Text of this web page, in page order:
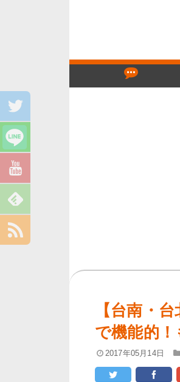
【台南・
で機能的
2017年05月14日